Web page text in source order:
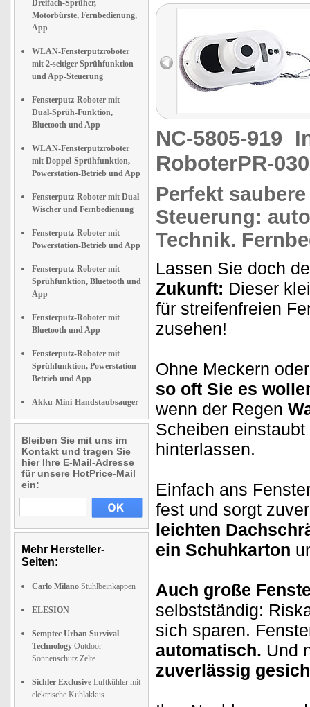
Dreifach-Sprüher,
Motorbürste, Fernbedienung,
App
WLAN-Fensterputzroboter
mit 2-seitiger Sprühfunktion
und App-Steuerung
Fensterputz-Roboter mit
Dual-Sprüh-Funktion,
Bluetooth und App
WLAN-Fensterputzroboter
mit Doppel-Sprühfunktion,
Powerstation-Betrieb und App
Fensterputz-Roboter mit Dual
Wischer und Fernbedienung
Fensterputz-Roboter mit
Powerstation-Betrieb und App
Fensterputz-Roboter mit
Sprühfunktion, Bluetooth und
App
Fensterputz-Roboter mit
Bluetooth und App
Fensterputz-Roboter mit
Sprühfunktion, Powerstation-
Betrieb und App
Akku-Mini-Handstaubsauger
Bleiben Sie mit uns im
Kontakt und tragen Sie
hier Ihre E-Mail-Adresse
für unsere HotPrice-Mail
ein:
Mehr Hersteller-
Seiten:
Carlo Milano Stuhlbeinkappen
ELESION
Semptec Urban Survival
Technology Outdoor
Sonnenschutz Zelte
Sichler Exclusive Luftkühler mit
elektrische Kühlakkus
NC-5805-919
RoboterPR-
Perfekt saubere
Steuerung:
Technik.
Lassen Sie doch
Zukunft: Dieser
für streifenfreien
zusehen!
Ohne Meckern
so oft Sie es
wenn der Regen
Scheiben
hinterlassen.
Einfach ans
fest und sorgt
leichten
ein Schuhkarton
Auch große
selbstständig:
sich sparen.
automatisch. Und
zuverlässig